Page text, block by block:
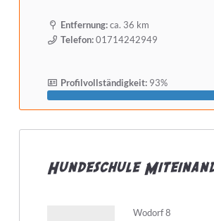
Entfernung:ca. 36 km
Telefon:01714242949
Profilvollständigkeit:93%
Hundeschule
Wodorf 8